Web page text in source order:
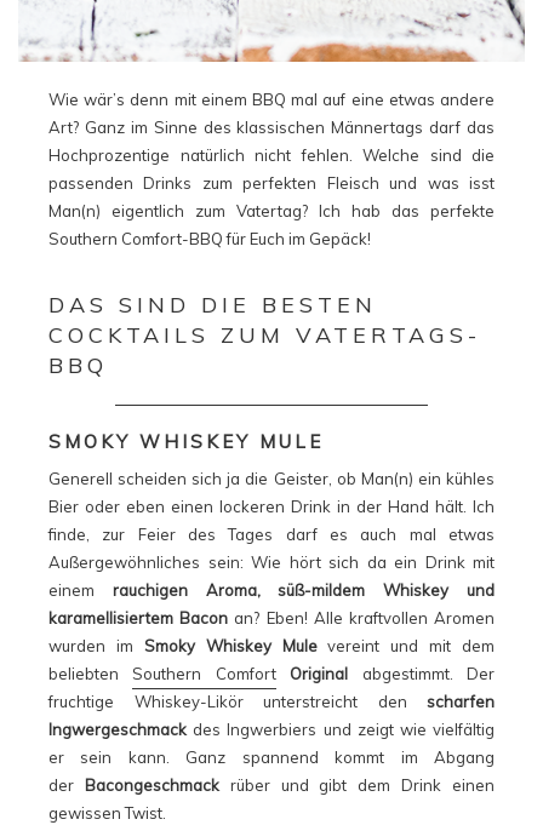
Wie wär’s denn mit einem BBQ mal auf eine etwas andere
Art? Ganz im Sinne des klassischen Männertags darf das
Hochprozentige natürlich nicht fehlen. Welche sind die
passenden Drinks zum perfekten Fleisch und was isst
Man(n) eigentlich zum Vatertag? Ich hab das perfekte
Southern Comfort-BBQ für Euch im Gepäck!
DAS SIND DIE BESTEN
COCKTAILS ZUM VATERTAGS-
BBQ
SMOKY WHISKEY MULE
Generell scheiden sich ja die Geister, ob Man(n) ein kühles
Bier oder eben einen lockeren Drink in der Hand hält. Ich
finde, zur Feier des Tages darf es auch mal etwas
Außergewöhnliches sein: Wie hört sich da ein Drink mit
einem rauchigen Aroma, süß-mildem Whiskey und
karamellisiertem Bacon an? Eben! Alle kraftvollen Aromen
wurden im Smoky Whiskey Mulevereint und mit dem
beliebtenSouthern ComfortOriginal abgestimmt. Der
fruchtige Whiskey-Likör unterstreicht den scharfen
Ingwergeschmack des Ingwerbiers und zeigt wie vielfältig
er sein kann. Ganz spannend kommt im Abgang
der Bacongeschmack rüber und gibt dem Drink einen
gewissen Twist.